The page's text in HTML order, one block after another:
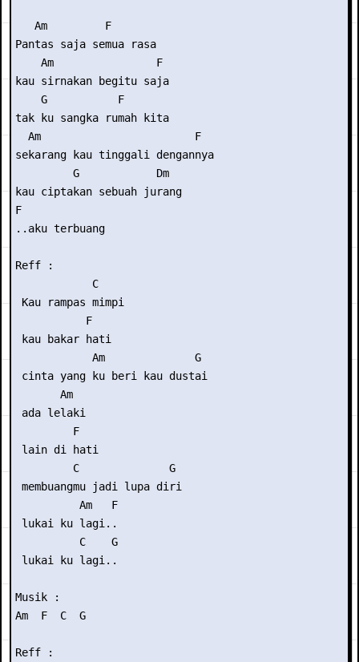
   Am         F
Pantas saja semua rasa
    Am                F
kau sirnakan begitu saja
    G           F
tak ku sangka rumah kita
  Am                        F
sekarang kau tinggali dengannya
         G            Dm
kau ciptakan sebuah jurang
F
..aku terbuang
Reff :
            C
Kau rampas mimpi
           F
kau bakar hati
            Am              G
cinta yang ku beri kau dustai
       Am
ada lelaki
         F
lain di hati
         C              G
membuangmu jadi lupa diri
          Am   F
lukai ku lagi..
          C    G
lukai ku lagi..
Musik :
Am  F  C  G
Reff :